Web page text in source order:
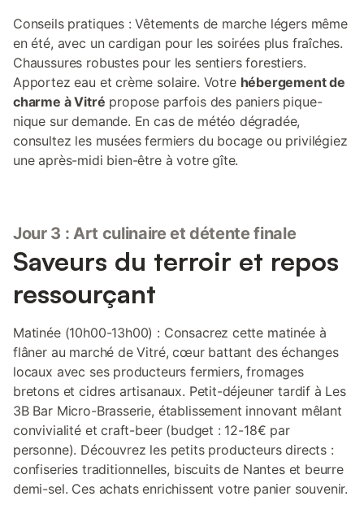
Conseils pratiques : Vêtements de marche légers même
en été, avec un cardigan pour les soirées plus fraîches.
Chaussures robustes pour les sentiers forestiers.
Apportez eau et crème solaire. Votre hébergement de
charme à Vitré propose parfois des paniers pique-
nique sur demande. En cas de météo dégradée,
consultez les musées fermiers du bocage ou privilégiez
une après-midi bien-être à votre gîte.
Jour 3 : Art culinaire et détente finale
Saveurs du terroir et repos
ressourçant
Matinée (10h00-13h00) : Consacrez cette matinée à
flâner au marché de Vitré, cœur battant des échanges
locaux avec ses producteurs fermiers, fromages
bretons et cidres artisanaux. Petit-déjeuner tardif à Les
3B Bar Micro-Brasserie, établissement innovant mêlant
convivialité et craft-beer (budget : 12-18€ par
personne). Découvrez les petits producteurs directs :
confiseries traditionnelles, biscuits de Nantes et beurre
demi-sel. Ces achats enrichissent votre panier souvenir.